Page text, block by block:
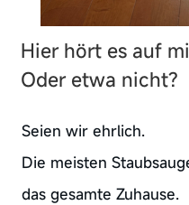
Hier hört es auf
Oder etwa nicht?
Seien wir ehrlich.
Die meisten
das gesamte Zuhause.